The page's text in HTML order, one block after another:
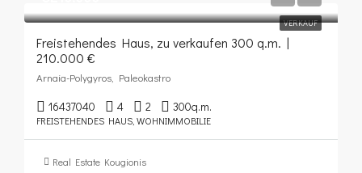
VERKAUF
Freistehendes Haus, zu verkaufen 300 q.m. |
210.000 €
Arnaia-Polygyros, Paleokastro
16437040 4 2 300q.m.
FREISTEHENDES HAUS, WOHNIMMOBILIE
Real Estate Kougionis